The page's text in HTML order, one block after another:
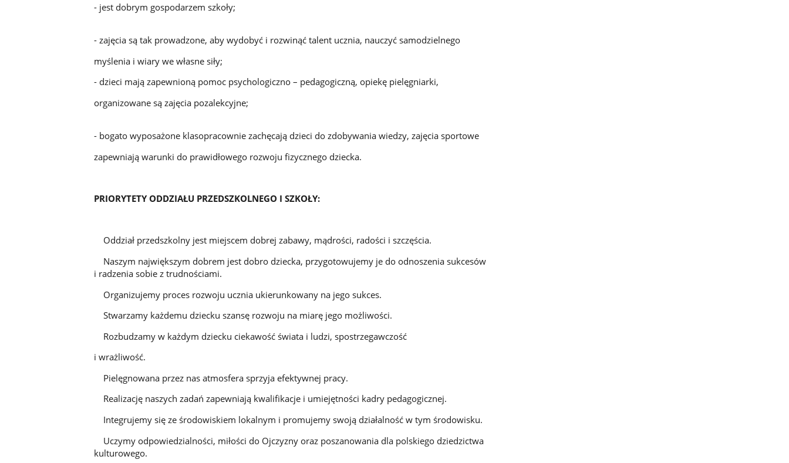
- jest dobrym gospodarzem szkoły;
- zajęcia są tak prowadzone, aby wydobyć i rozwinąć talent ucznia, nauczyć samodzielnego
myślenia i wiary we własne siły;
- dzieci mają zapewnioną pomoc psychologiczno – pedagogiczną, opiekę pielęgniarki,
organizowane są zajęcia pozalekcyjne;
- bogato wyposażone klasopracownie zachęcają dzieci do zdobywania wiedzy, zajęcia sportowe
zapewniają warunki do prawidłowego rozwoju fizycznego dziecka.
PRIORYTETY ODDZIAŁU PRZEDSZKOLNEGO I SZKOŁY:
Oddział przedszkolny jest miejscem dobrej zabawy, mądrości, radości i szczęścia.
Naszym największym dobrem jest dobro dziecka, przygotowujemy je do odnoszenia sukcesów
i radzenia sobie z trudnościami.
Organizujemy proces rozwoju ucznia ukierunkowany na jego sukces.
Stwarzamy każdemu dziecku szansę rozwoju na miarę jego możliwości.
Rozbudzamy w każdym dziecku ciekawość świata i ludzi, spostrzegawczość
i wrażliwość.
Pielęgnowana przez nas atmosfera sprzyja efektywnej pracy.
Realizację naszych zadań zapewniają kwalifikacje i umiejętności kadry pedagogicznej.
Integrujemy się ze środowiskiem lokalnym i promujemy swoją działalność w tym środowisku.
Uczymy odpowiedzialności, miłości do Ojczyzny oraz poszanowania dla polskiego dziedzictwa
kulturowego.